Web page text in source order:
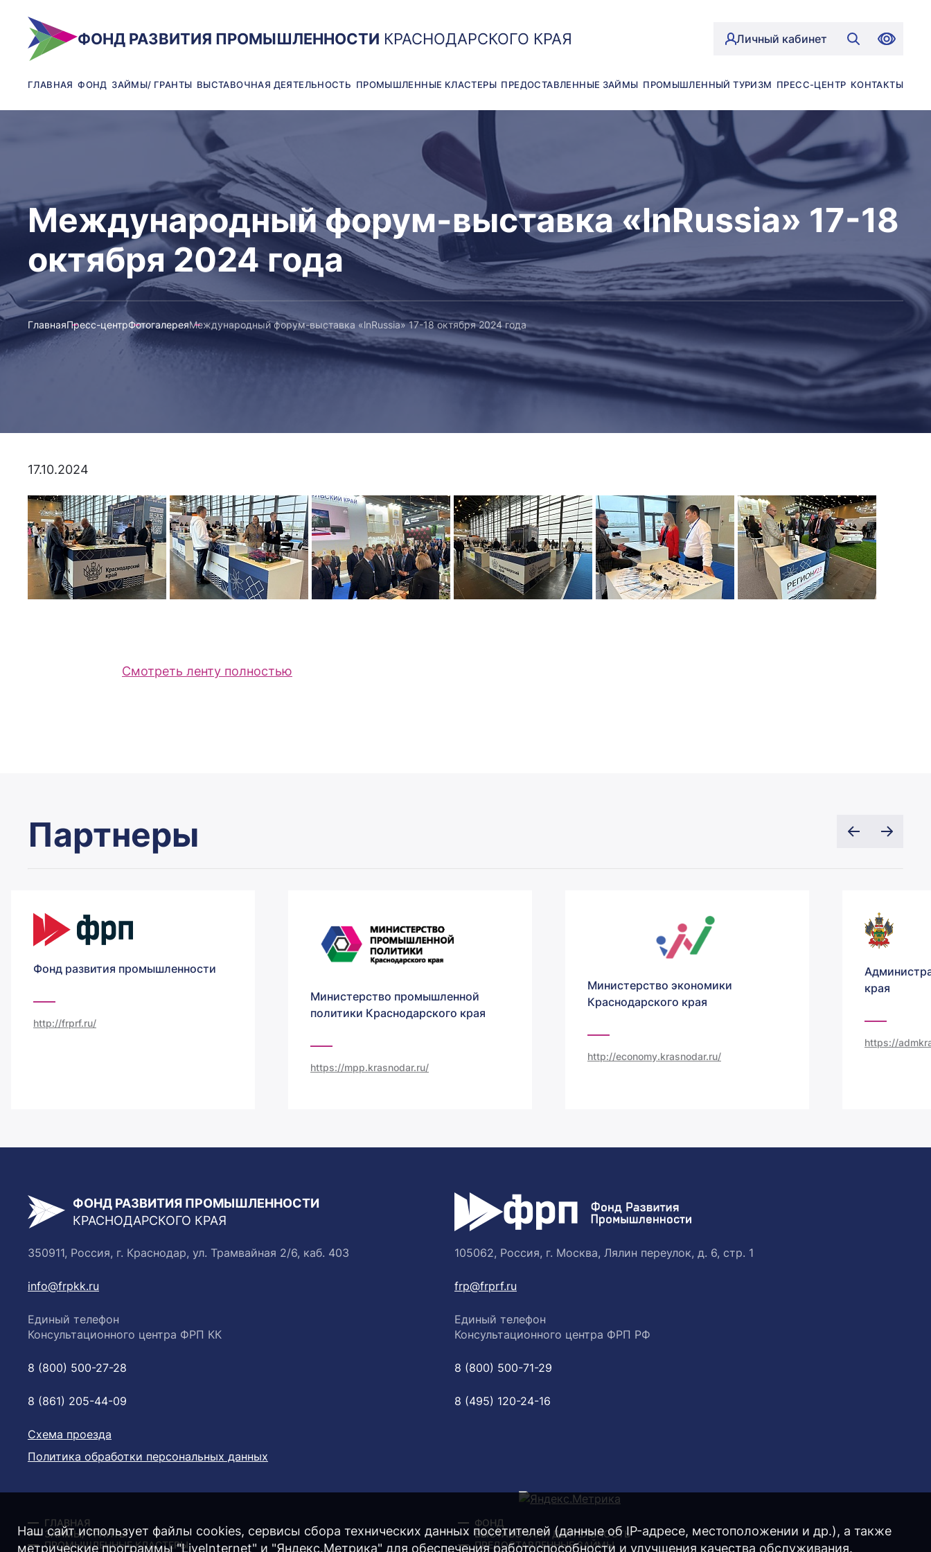
ФОНД РАЗВИТИЯ ПРОМЫШЛЕННОСТИ КРАСНОДАРСКОГО КРАЯ Личный кабинет
ГЛАВНАЯ ФОНД ЗАЙМЫ/ ГРАНТЫ ВЫСТАВОЧНАЯ ДЕЯТЕЛЬНОСТЬ ПРОМЫШЛЕННЫЕ КЛАСТЕРЫ ПРЕДОСТАВЛЕННЫЕ ЗАЙМЫ ПРОМЫШЛЕННЫЙ ТУРИЗМ ПРЕСС-ЦЕНТР КОНТАКТЫ
Международный форум-выставка «lnRussia» 17-18
октября 2024 года
ГлавнаяПресс-центрФотогалереяМеждународный форум-выставка «lnRussia» 17-18 октября 2024 года
17.10.2024
Смотреть ленту полностью
Партнеры
Фонд развития промышленности
http://frprf.ru/
Министерство промышленной
политики Краснодарского края
https://mpp.krasnodar.ru/
Министерство экономики
Краснодарского края
http://economy.krasnodar.ru/
края
https://
ФОНД РАЗВИТИЯ ПРОМЫШЛЕННОСТИ
КРАСНОДАРСКОГО КРАЯ
350911, Россия, г. Краснодар, ул. Трамвайная 2/6, каб. 403
info@frpkk.ru
Единый телефон
Консультационного центра ФРП КК
8 (800) 500-27-28
8 (861) 205-44-09
Схема проезда
Политика обработки персональных данных
105062, Россия, г. Москва, Лялин переулок, д. 6, стр. 1
frp@frprf.ru
Единый телефон
Консультационного центра ФРП РФ
8 (800) 500-71-29
8 (495) 120-24-16
ГЛАВНАЯ
ФОНД
ЗАЙМЫ/ ГРАНТЫ
ВЫСТАВОЧНАЯ ДЕЯТЕЛЬНОСТЬ
ПРОМЫШЛЕННЫЕ КЛАСТЕРЫ
ПРЕДОСТАВЛЕННЫЕ ЗАЙМЫ
Наш сайт использует файлы cookies, сервисы сбора технических данных посетителей (данные об IP-адресе, местоположении и др.), а также
метрические программы "LiveInternet" и "Яндекс.Метрика" для обеспечения работоспособности и улучшения качества обслуживания.